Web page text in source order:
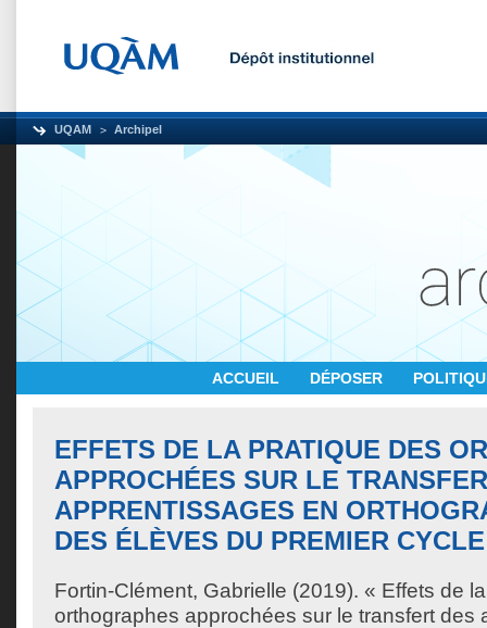
UQAM Archipel
ACCUEIL DÉPOSER
EFFETS DE LA PRATIQUE DES
APPROCHÉES SUR LE
APPRENTISSAGES EN
DES ÉLÈVES DU PREMIER
Fortin-Clément, Gabrielle (2019). « Effets de
orthographes approchées sur le transfert des